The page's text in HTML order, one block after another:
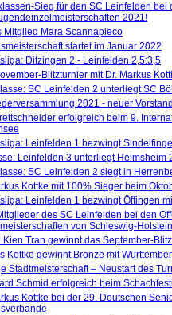
Sieg für den SC Leinfelden bei
2021!
Mitglied Mara Scannapieco
startet im Januar 2022
Ditzingen 2 - Leinfelden 2,5:3,5
Blitzturnier mit Dr. Markus
SC Leinfelden 2 unterliegt SC
2021 - neuer
erfolgreich beim 9.
Leinfelden 1 bezwingt
Leinfelden 3 unterliegt Heimsheim
SC Leinfelden 2 siegt in
Kottke mit 100% Sieger beim
Leinfelden 1 bezwingt Öffingen
des SC Leinfelden bei den
von Schleswig-
Kien Tran gewinnt das September-
Kottke gewinnt Bronze mit
Stadtmeisterschaft – Neustart des
Schmid erfolgreich beim
Kottke bei der 29. Deutschen